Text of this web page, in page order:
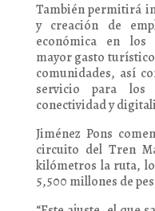
También permitirá
y creación de
económica en los
mayor gasto
comunidades, así
servicio para los
conectividad y
Jiménez Pons
circuito del Tren
kilómetros la ruta,
5,500 millones de